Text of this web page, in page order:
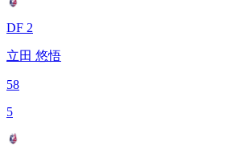
DF 2
立田 悠悟
58
5